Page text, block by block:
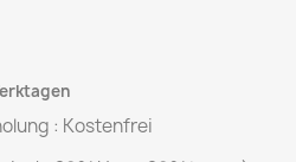
: Kostenfrei